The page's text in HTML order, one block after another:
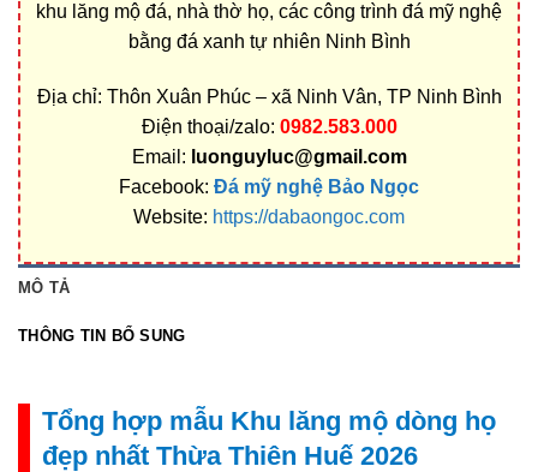
khu lăng mộ đá, nhà thờ họ, các công trình đá mỹ nghệ
bằng đá xanh tự nhiên Ninh Bình
Địa chỉ: Thôn Xuân Phúc – xã Ninh Vân, TP Ninh Bình
Điện thoại/zalo: 0982.583.000
Email: luonguyluc@gmail.com
Facebook: Đá mỹ nghệ Bảo Ngọc
Website: https://dabaongoc.com
MÔ TẢ
THÔNG TIN BỔ SUNG
Tổng hợp mẫu Khu lăng mộ dòng họ
đẹp nhất Thừa Thiên Huế 2026